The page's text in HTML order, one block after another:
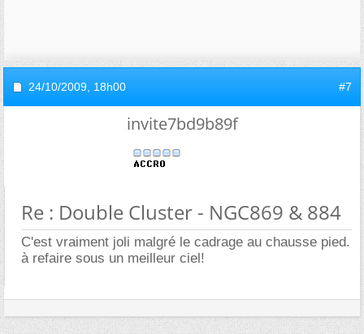
24/10/2009, 18h00 #7
invite7bd9b89f
Re : Double Cluster - NGC869 & 884
C'est vraiment joli malgré le cadrage au chausse pied.
à refaire sous un meilleur ciel!